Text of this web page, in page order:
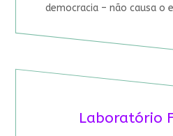
democracia – não causa o
Laboratório